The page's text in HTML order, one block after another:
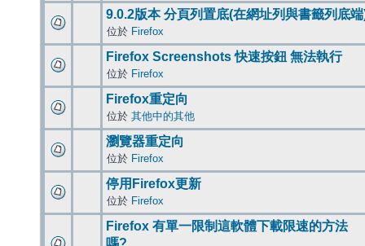
9.0.2版本 分頁列置底(在網址列與書籤列底
位於 Firefox
Firefox Screenshots 快速按鈕 無法執行
位於 Firefox
Firefox重定向
位於 其他中的其他
瀏覽器重定向
位於 Firefox
停用Firefox更新
位於 Firefox
Firefox 有單一限制這軟體下載限速的方法
嗎?